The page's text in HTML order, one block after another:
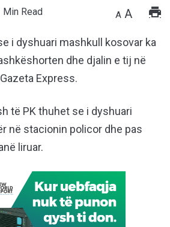
Min Read A A
i dyshuari mashkull kosovar ka
dhe djalin e tij në
Express.
të PK thuhet se i dyshuari
në stacionin policor dhe pas
liruar.